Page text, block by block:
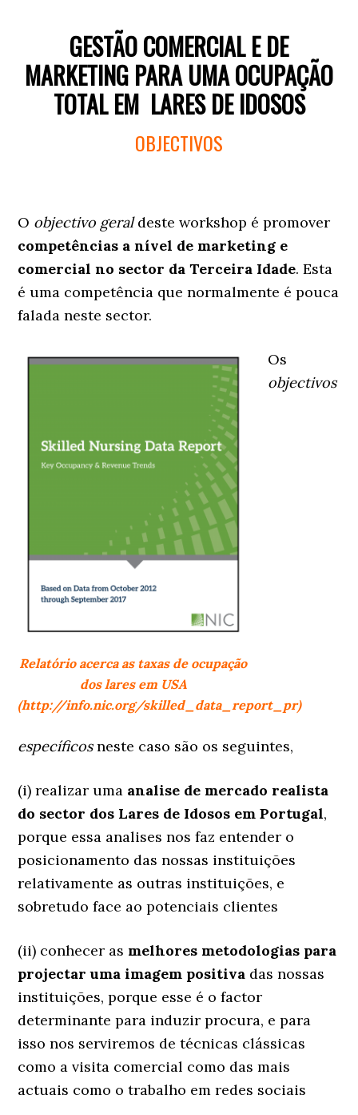
GESTÃO COMERCIAL E DE
MARKETING PARA UMA OCUPAÇÃO
TOTAL EM LARES DE IDOSOS
OBJECTIVOS
O objectivo geraldeste workshop é promover
competências a nível de marketing e
comercial no sector da Terceira Idade. Esta
é uma competência que normalmente é pouca
falada neste sector.
Relatório acerca as taxas de ocupação
dos lares em USA
(http://info.nic.org/skilled_data_report_pr)
Os
objectivos
específicosneste caso são os seguintes,
(i) realizar uma analise de mercado realista
do sector dos Lares de Idosos em Portugal,
porque essa analises nos faz entender o
posicionamento das nossas instituições
relativamente as outras instituições, e
sobretudo face ao potenciais clientes
(ii) conhecer as melhores metodologias para
projectar uma imagem positiva das nossas
instituições, porque esse é o factor
determinante para induzir procura, e para
isso nos serviremos de técnicas clássicas
como a visita comercial como das mais
actuais como o trabalho em redes sociais